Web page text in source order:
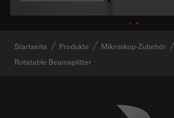
Startseite Produkte
Mikroskop-Zubehör
Rotatable Beamsplitter
Danaher Logo